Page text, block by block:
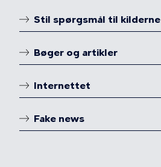
Stil spørgsmål til kilderne
Bøger og artikler
Internettet
Fake news